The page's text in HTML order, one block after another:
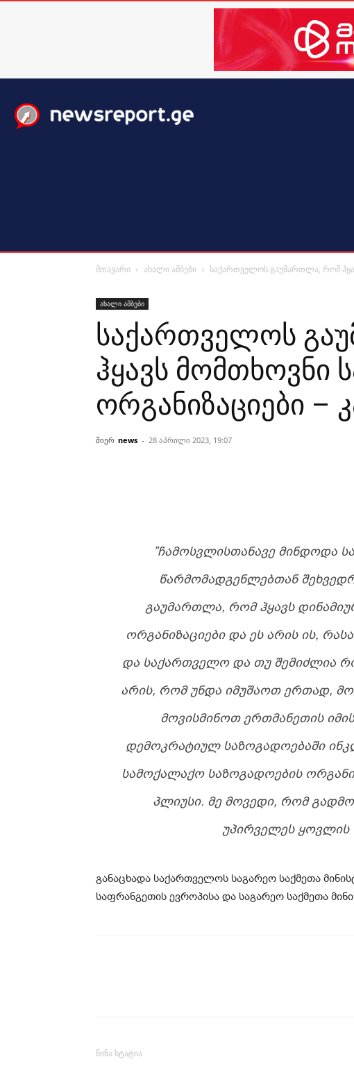
მთავარი ახალი ამბები საქართველოს გაუმართლა, რომ
ახალი ამბები
საქართველოს
ჰყავს მომთხოვნი
ორგანიზაციები –
მიერ news - 28 აპრილი 2023, 19:07
”ᲩᲐᲛᲝᲡᲕᲚᲘᲡᲗᲐᲜᲐᲕᲔ ᲛᲘᲜᲓᲝᲓᲐ
ᲬᲐᲠᲛᲝᲛᲐᲓᲒᲔᲜᲚᲔᲑᲗᲐᲜ
ᲒᲐᲣᲛᲐᲠᲗᲚᲐ, ᲠᲝᲛ ᲰᲧᲐᲕᲡ
ᲝᲠᲒᲐᲜᲘᲖᲐᲪᲘᲔᲑᲘ ᲓᲐ ᲔᲡ ᲐᲠᲘᲡ ᲘᲡ,
ᲓᲐ ᲡᲐᲥᲐᲠᲗᲕᲔᲚᲝ ᲓᲐ ᲗᲣ ᲨᲔᲛᲘᲫᲚᲘᲐ
ᲐᲠᲘᲡ, ᲠᲝᲛ ᲣᲜᲓᲐ ᲘᲛᲣᲨᲐᲝᲗ ᲔᲠᲗᲐᲓ,
ᲛᲝᲕᲘᲡᲛᲘᲜᲝᲗ ᲔᲠᲗᲛᲐᲜᲔᲗᲘᲡ
ᲓᲔᲛᲝᲙᲠᲐᲢᲘᲣᲚ ᲡᲐᲖᲝᲒᲐᲓᲝᲔᲑᲐᲨᲘ
ᲡᲐᲛᲝᲥᲐᲚᲐᲥᲝ ᲡᲐᲖᲝᲒᲐᲓᲝᲔᲑᲘᲡ
ᲞᲚᲘᲣᲡᲘ. ᲛᲔ ᲛᲝᲕᲔᲓᲘ, ᲠᲝᲛ
ᲣᲞᲘᲠᲕᲔᲚᲔᲡ ᲧᲝᲕᲚᲘᲡ
განაცხადა საქართველოს საგარეო საქმეთა
საფრანგეთის ევროპისა და საგარეო საქმეთა
წინა სტატია